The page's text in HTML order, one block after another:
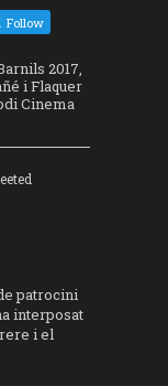
Follow
2017,
i Flaquer
Cinema
patrocini
interposat
i el